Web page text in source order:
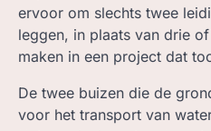
ervoor om slechts twee
leggen, in plaats van drie
maken in een project dat
De twee buizen die de
voor het transport van